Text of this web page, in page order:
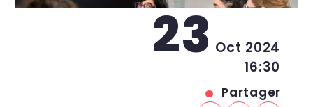
23 Oct 2024
16:30
Partager